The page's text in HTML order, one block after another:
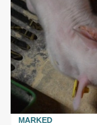
MARKED